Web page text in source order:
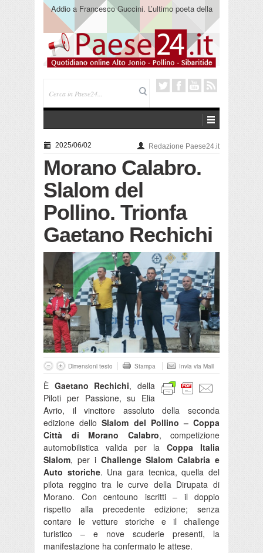
Addio a Francesco Guccini. L’ultimo poeta della
canzone impegnata
2025/06/02 Redazione Paese24.it
Morano Calabro.
Slalom del
Pollino. Trionfa
Gaetano Rechichi
Dimensioni testo Stampa Invia via Mail
È Gaetano Rechichi, della
Piloti per Passione, su Elia
Avrio, il vincitore assoluto della seconda
edizione delloSlalom del Pollino – Coppa
Città di Morano Calabro, competizione
automobilistica valida per laCoppa Italia
Slalom, per i Challenge Slalom Calabria e
Auto storiche. Una gara tecnica, quella del
pilota reggino tra le curve della Dirupata di
Morano. Con centouno iscritti – il doppio
rispetto alla precedente edizione; senza
contare le vetture storiche e il challenge
turistico – e nove scuderie presenti, la
manifestazione ha confermato le attese.